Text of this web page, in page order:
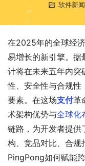
软件新闻
在2025年的全球经
易增长的新引擎。据
计将在未来五年内突
性、安全性与合规性
要素。在这场支付革
术架构优势与全球化
链路，为开发者提供
构、竞品对比、合规
PingPong如何赋能